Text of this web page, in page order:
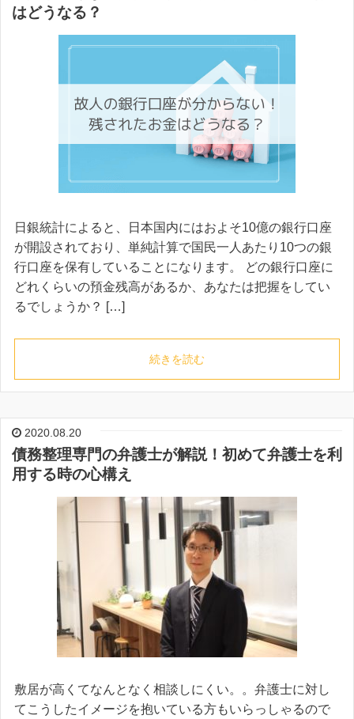
はどうなる？
日銀統計によると、日本国内にはおよそ10億の銀行口座
が開設されており、単純計算で国民一人あたり10つの銀
行口座を保有していることになります。 どの銀行口座に
どれくらいの預金残高があるか、あなたは把握をしてい
るでしょうか？ […]
続きを読む
2020.08.20
債務整理専門の弁護士が解説！初めて弁護士を利
用する時の心構え
敷居が高くてなんとなく相談しにくい。。弁護士に対し
てこうしたイメージを抱いている方もいらっしゃるので